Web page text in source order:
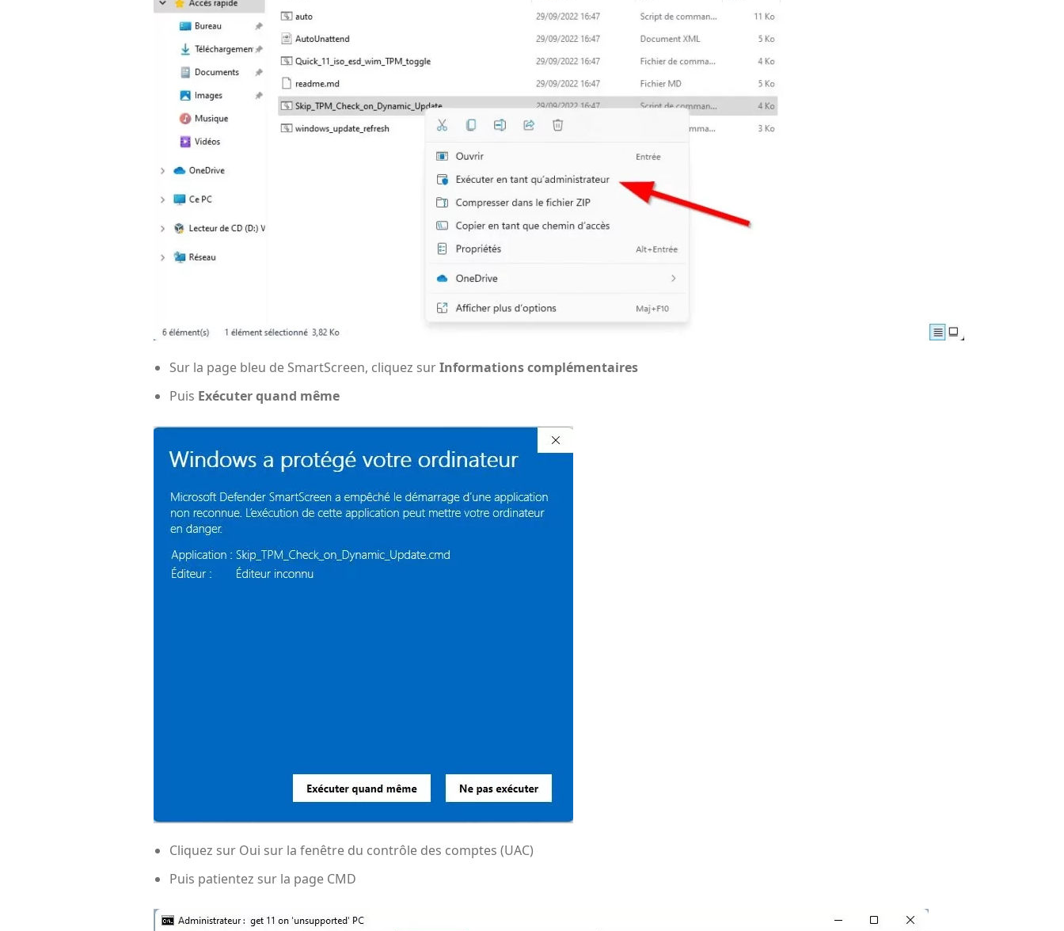
Sur la page bleu de SmartScreen, cliquez surInformations complémentaires
Puis Exécuter quand même
Cliquez sur Oui sur la fenêtre du contrôle des comptes (UAC)
Puis patientez sur la page CMD